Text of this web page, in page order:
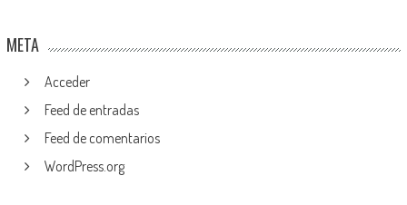
META
Acceder
Feed de entradas
Feed de comentarios
WordPress.org